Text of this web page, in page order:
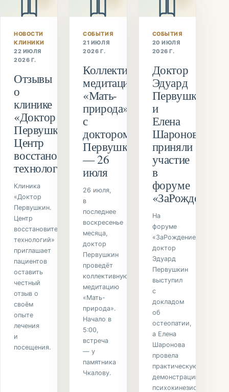
НОВОСТИ
КЛИНИКИ
22 ИЮЛЯ
2026 Г.
Отзывы
о
клинике
«Доктор
Первушкин.
Центр
восстановительных
технологий»
Клиника
«Доктор
Первушкин.
Центр
восстановительных
технологий»
приглашает
пациентов
оставить
честный
отзыв о
своём
опыте
лечения
и
посещения.
СОБЫТИЯ
21 ИЮЛЯ
2026 Г.
Коллективная
медитация
«Мать-
природа»
с
доктором
Первушкиным
— 26
июля
26 июля,
в
последнее
воскресенье
месяца,
доктор
Первушкин
проведёт
коллективную
медитацию
«Мать-
природа».
Начало в
5:00,
встреча
— у
памятника
Чкалову.
СОБЫТИЯ
20 ИЮЛЯ
2026 Г.
Доктор
Эдуард
Первушкин
и
Елена
Шаронова
приняли
участие
в
форуме
«ЗаРождение»
На
форуме
«ЗаРождение»
доктор
Эдуард
Первушкин
выступил
с
докладом
об
остеопатии,
а Елена
Шаронова
провела
практическую
демонстрацию
психокинезиологии.